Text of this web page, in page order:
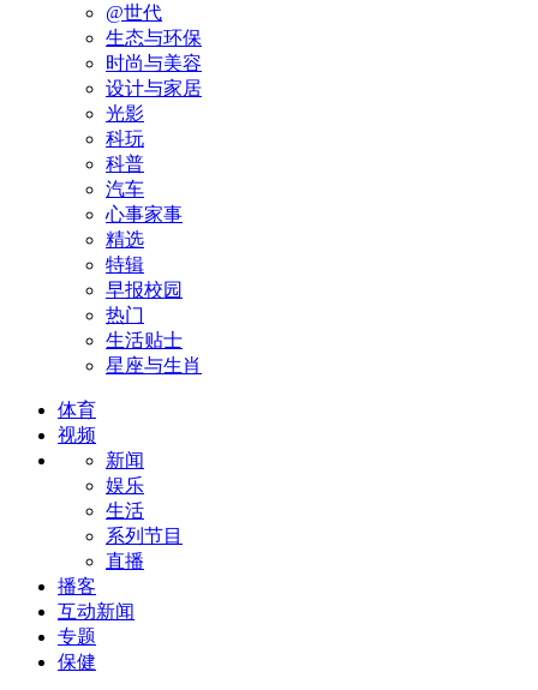
@世代
生态与环保
时尚与美容
设计与家居
光影
科玩
科普
汽车
心事家事
精选
特辑
早报校园
热门
生活贴士
星座与生肖
体育
视频
新闻
娱乐
生活
系列节目
直播
播客
互动新闻
专题
保健